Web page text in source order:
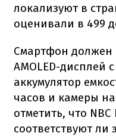
локализуют в
оценивали в 499
Смартфон должен
AMOLED-дисплей
аккумулятор
часов и камеры
отметить, что
соответствуют ли